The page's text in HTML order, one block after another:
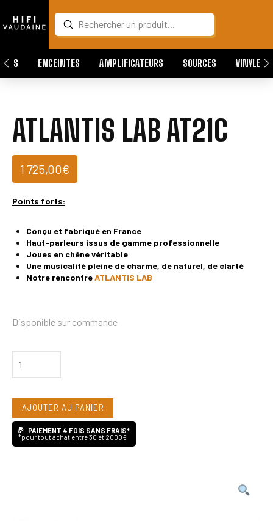
Search
Submit
ENCEINTES AMPLIFICATEURS SOURCES VINYLES
ATLANTIS LAB AT21C
1 725,00€
Points forts:
Conçu et fabriqué en France
Haut-parleurs issus de gamme professionnelle
Joues en chêne véritable
Une musicalité pleine de charme, de naturel, de clarté
Notre rencontreATLANTIS LAB
Disponible sur commande
quantité
de
Lab
AT21C
AJOUTER AU PANIER
PAIEMENT 4 FOIS SANS FRAIS*
*pour tout achat entre 30 et 2000€